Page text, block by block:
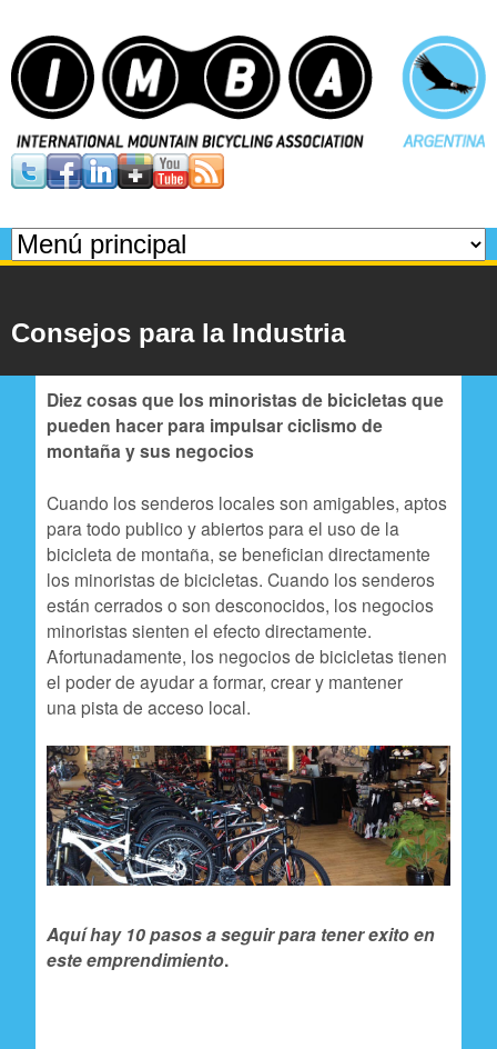
al
contenido
principal
I
M
A
M
n
Consejos para la Industria
Diez cosas que los minoristas de bicicletas que
pueden hacer para impulsar ciclismo de
montaña y sus negocios
Cuando los senderos locales son amigables, aptos
para todo publico y abiertos para el uso de la
bicicleta de montaña, se benefician directamente
los minoristas de bicicletas. Cuando los senderos
están cerrados o son desconocidos, los negocios
minoristas sienten el efecto directamente.
Afortunadamente, los negocios de bicicletas tienen
el poder de ayudar a formar, crear y mantener
una pista de acceso local.
Aquí hay 10 pasos a seguir para tener exito en
este emprendimiento.